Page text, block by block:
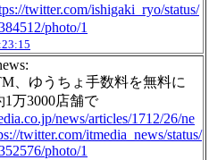
twitter.com/ishigaki_ryo/status/
photo/1
、ゆうちょ手数料を無料に
万3000店舗で
news/articles/1712/26/ne
twitter.com/itmedia_news/status/
photo/1